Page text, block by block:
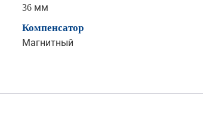
36 мм
Компенсатор
Магнитный